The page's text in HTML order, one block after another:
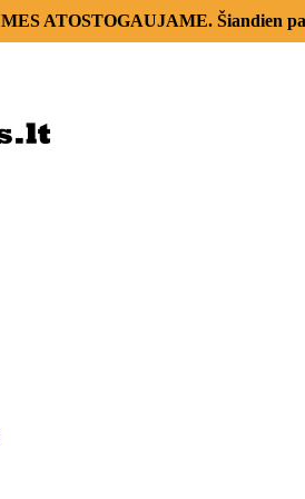
MES ATOSTOGAUJAME. Šiandien